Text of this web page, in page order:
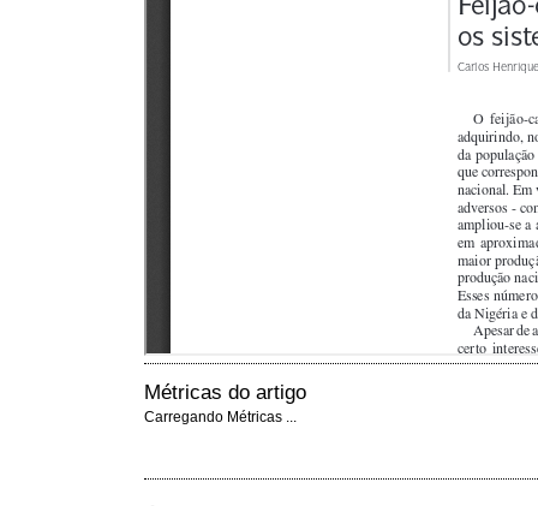
Métricas do artigo
Carregando Métricas ...